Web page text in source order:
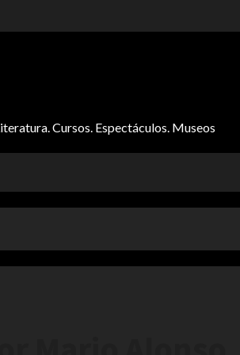
Cursos. Espectáculos. Museos